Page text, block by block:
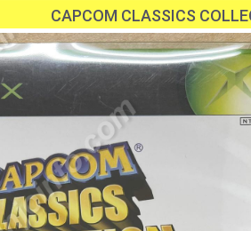
PS Vita
ﾌﾟﾚｲｽﾃｰｼｮﾝﾎﾟｰﾀﾌﾞﾙ
（PSP）
ニンテンドー3DS
ニンテンドーDS
GP32
ゲームボーイ
（GB/GBC）
ゲームボーイアドバン
ス（GBA）
ゲームギア（GG）
ワンダースワン
（WS/WSC）
リンクス（Lynx）
ネオジオポケット
（NGP）
Evercade
Nintendo
Switch（NS）
Wii U
Wii
プレイステーション
5（PS5）
プレイステーション
4（PS4）
プレイステーション
3（PS3）
プレイステーション
2（PS2）
XBOX SERIES X/S
Xbox One
Xbox 360
Xbox
プレイステーション
（PS）
Jaguar
ゲームキューブ（GC）
ドリームキャスト
（DC）
バーチャルボーイ
（VB）
セガサターン（SS）
PCエンジン（PCECD）
NINTENDO64（N64）
PCエンジン
（PCE/SGX）
TurboGrafx16（TG16）
ｽｰﾊﾟｰﾌｧﾐｺﾝ
（SFC/SNES）
メガCD・SEGA-
CD(MEGACD)
メガドライブ
（MD/GENESIS）
メガドライブ（32X）
ファミコン（FC/NES）
ﾌｧﾐｺﾝﾃﾞｨｽｸｼｽﾃﾑ(FCDS)
3DO
PCFX
ネオジオ(ROM)
ネオジオ(CD)
ｾｶﾞﾏｰｸIII&ﾏｽﾀｰｼｽﾃﾑ
(SMIII&SMS)
セガSG1000
FM-TOWNS マーティー
NEOGEO(ネオジオ)
CPシステムIII
CPシステムII
NAOMIGD-ROM
NAOMI
ST-V
SPIシステム
PGMシステム
SYSTEM256
ALECK64
ATOMISWAVE
SYSTEM246
その他PCB基板
Mac OS系
Windows 10系
Windows 8系
Windows 7系
Windows Vista系
Windows XP系
Windows 2000系
Windows 98系
Windows 95系
Windows 3系
MSX2+
MSX2
MSX
アクション
シューティング
ロールプレイング
シミュレーション
アドベンチャー
タクティカル
トレーディングカード
音楽/リズム
ソーシャルネットワー
ク
ボードゲーム
光線銃シリーズ 2020年〜
2010年〜2019年
2000年〜2009年
1990年〜1999年
1980年〜1989年
〜1979年 日
英
中
韓
そ
CAPCOM CLASSICS